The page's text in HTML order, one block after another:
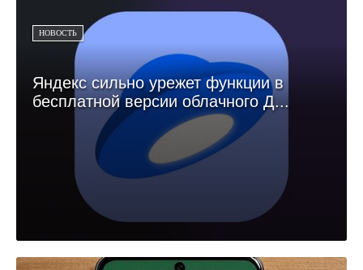
НОВОСТЬ
Яндекс сильно урежет функции в
бесплатной версии облачного Д...